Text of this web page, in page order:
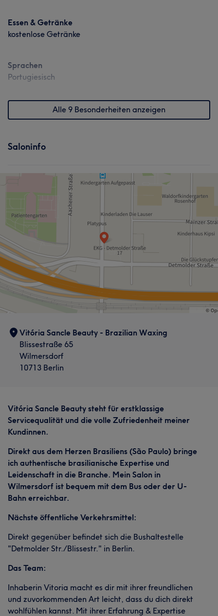
Essen & Getränke
kostenlose Getränke
Sprachen
Portugiesisch
Alle 9 Besonderheiten anzeigen
Saloninfo
Vitória Sancle Beauty - Brazilian Waxing
Blissestraße 65
Wilmersdorf
10713 Berlin
Vitória Sancle Beauty steht für erstklassige
Servicequalität und die volle Zufriedenheit meiner
Kundinnen.
Direkt aus dem Herzen Brasiliens (São Paulo) bringe
ich authentische brasilianische Expertise und
Leidenschaft in die Branche. Mein Salon in
Wilmersdorf ist bequem mit dem Bus oder der U-
Bahn erreichbar.
Nächste öffentliche Verkehrsmittel:
Direkt gegenüber befindet sich die Bushaltestelle
"Detmolder Str./Blissestr." in Berlin.
Das Team:
Inhaberin Vitoria macht es dir mit ihrer freundlichen
und zuvorkommenden Art leicht, dass du dich direkt
wohlfühlen kannst. Mit ihrer Erfahrung & Expertise